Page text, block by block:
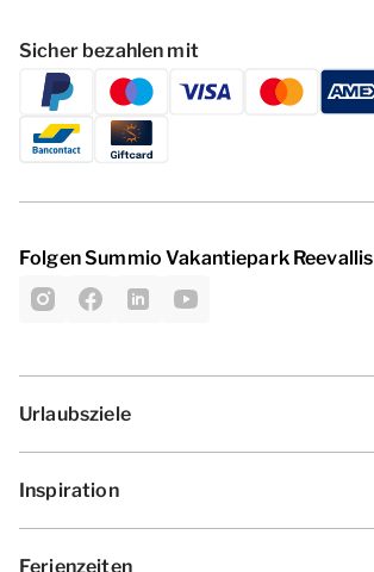
Sicher bezahlen mit
Folgen Summio Vakantiepark Reevallis
Urlaubsziele
Inspiration
Ferienzeiten